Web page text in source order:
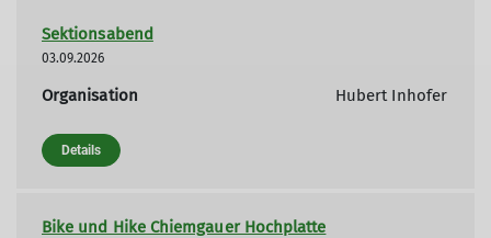
Sektionsabend
03.09.2026
Organisation Hubert Inhofer
Details
Bike und Hike Chiemgauer Hochplatte